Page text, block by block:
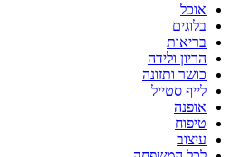
Bugaboo
Ant
אוכל
בלוגים
בריאות
הריון ולידה
כושר ותזונה
לייף סטייל
אופנה
טיפוח
עיצוב